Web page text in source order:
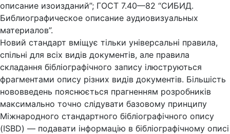
описание изоизданий”; ГОСТ 7.40—82 “СИБИД.
Библиографическое описание аудиовизуальных
материалов”.
Новий стандарт вміщує тільки універсальні правила,
спільні для всіх видів документів, але правила
складання бібліографічного запису ілюструються
фрагментами опису різних видів документів. Більшість
нововведень пояснюється прагненням розробників
максимально точно слідувати базовому принципу
Міжнародного стандартного бібліографічного опису
(ISBD) — подавати інформацію в бібліографічному описі